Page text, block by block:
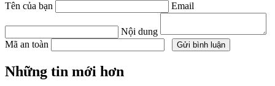
Tên của bạn Email
Nội dung
Mã an toàn
Những tin mới hơn